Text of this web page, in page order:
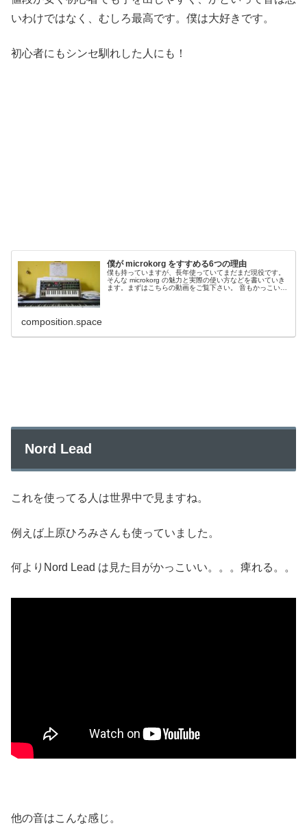
いわけではなく、むしろ最高です。僕は大好きです。
初心者にもシンセ馴れした人にも！
僕が microkorg をすすめる6つの理由
僕も持っていますが、長年使っていてまだまだ現役です。
そんな microkorg の魅力と実際の使い方などを書いていき
ます。まずはこちらの動画をご覧下さい。 音もかっこいい
composition.space
Nord Lead
これを使ってる人は世界中で見ますね。
例えば上原ひろみさんも使っていました。
何よりNord Lead は見た目がかっこいい。。。痺れる。。
他の音はこんな感じ。